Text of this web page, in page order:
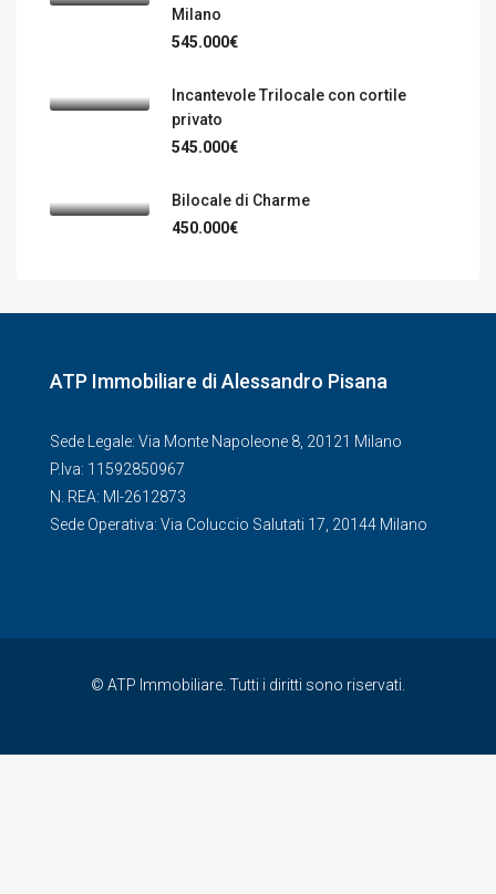
Milano
545.000€
Incantevole Trilocale con cortile
privato
545.000€
Bilocale di Charme
450.000€
ATP Immobiliare di Alessandro Pisana
Sede Legale: Via Monte Napoleone 8, 20121 Milano
P.Iva: 11592850967
N. REA: MI-2612873
Sede Operativa: Via Coluccio Salutati 17, 20144 Milano
© ATP Immobiliare. Tutti i diritti sono riservati.